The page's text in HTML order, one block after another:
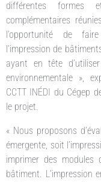
différentes formes
complémentaires
l’opportunité de
l’impression de
ayant en tête
environnementale »,
CCTT INÉDI du Cégep
le projet.
« Nous proposons
émergente, soit
imprimer des modules
bâtiment. L’impression